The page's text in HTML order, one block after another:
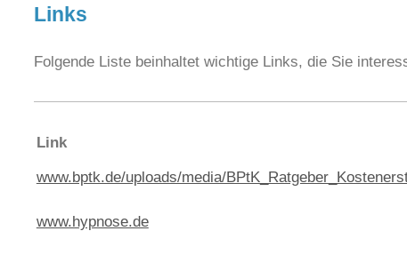
Links
Folgende Liste beinhaltet wichtige Links, die Sie
Link
www.bptk.de/uploads/media/
www.hypnose.de